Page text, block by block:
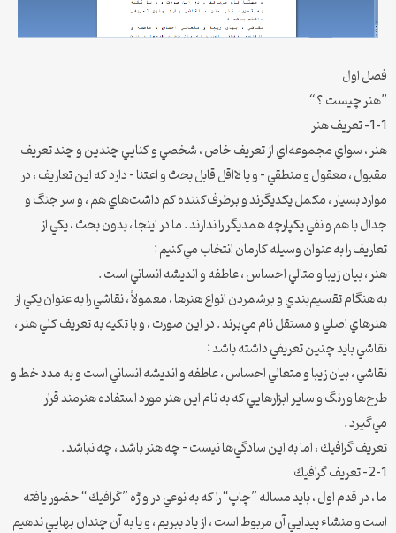
فصل اول
”هنر چيست ؟ “
1-1- تعريف هنر
هنر ، سواي مجموعه‌اي از تعريف خاص ، شخصي و كنايي چندين و چند تعريف
مقبول ، معقول و منطقي – و يا لااقل قابل بحث و اعتنا – دارد كه اين تعاريف ، در
موارد بسيار ، مكمل يكديگرند و برطرف‌كننده كم داشت‌هاي هم ، و سر جنگ و
جدال با هم و نفي يكپارچه همديگر را ندارند . ما در اينجا ، بدون بحث ، يكي از
تعاريف را به عنوان وسيله كارمان انتخاب مي‌كنيم :
هنر ، بيان زيبا و متالي احساس ، عاطفه و انديشه انساني است .
به هنگام تقسيم‌بندي و برشمردن انواع هنرها ، معمولاً ، نقاشي را به عنوان يكي از
هنرهاي اصلي و مستقل نام مي‌برند . در اين صورت ، و با تكيه به تعريف كلي هنر ،
نقاشي بايد چنين تعريفي داشته باشد :
نقاشي ، بيان زيبا و متعالي احساس ، عاطفه و انديشه انساني است و به مدد خط و
طرح‌ها و رنگ و ساير ابزارهايي كه به نام اين هنر مورد استفاده هنرمند قرار
مي‌گيرد .
تعريف گرافيك ، اما به اين سادگي‌ها نيست – چه هنر باشد ، چه نباشد .
2-1- تعريف گرافيك
ما ، در قدم اول ، بايد مساله ”چاپ“ را كه به نوعي در واژه ”گرافيك “ حضور يافته
است و منشاء پيدايي آن مربوط است ، از ياد ببريم ، و يا به آن چندان بهايي ندهيم